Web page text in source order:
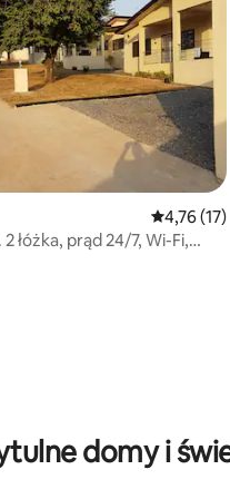
recenzji: 28 Średnia
4,76 (17)
łóżka, prąd 24/7, Wi-Fi,
domy i